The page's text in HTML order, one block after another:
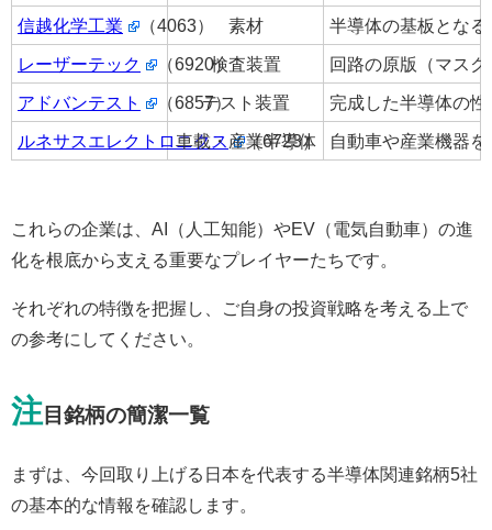
信越化学工業 （4063） 素材 半導体の基板とな
レーザーテック （6920）検査装置 回路の原版（マス
アドバンテスト （6857）テスト装置 完成した半導体の
ルネサスエレクトロニクス （6723）
車載・産業半導体 自動車や産業機器
これらの企業は、AI（人工知能）やEV（電気自動車）の進
化を根底から支える重要なプレイヤーたちです。
それぞれの特徴を把握し、ご自身の投資戦略を考える上で
の参考にしてください。
注 目銘柄の簡潔一覧
まずは、今回取り上げる日本を代表する半導体関連銘柄5社
の基本的な情報を確認します。